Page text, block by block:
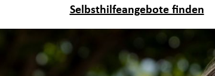
Selbsthilfeangebote finden